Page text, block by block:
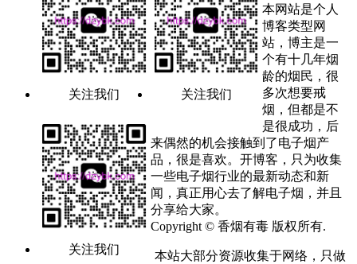
关注我们 关注我们
关注我们
本网站是个人
博客类型网
站，博主是一
个有十几年烟
龄的烟民，很
多次想要戒
烟，但都是不
是很成功，后
来偶然的机会接触到了电子烟产
品，很是喜欢。开博客，只为收集
一些电子烟行业的最新动态和新
闻，真正用心去了解电子烟，并且
分享给大家。
Copyright © 香烟有毒 版权所有.
本站大部分资源收集于网络，只做